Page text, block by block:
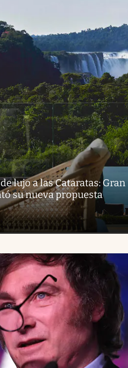
lujo a las Cataratas: Gran
su nueva propuesta